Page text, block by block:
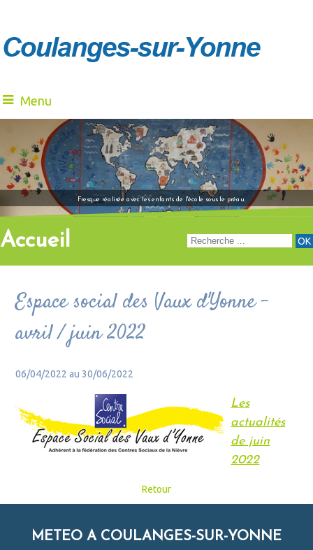
Menu
Fresque réalisée avec les enfants de l'école sous le préau
"Venez à notre
Accueil
Espace social des Vaux d'Yonne -
avril / juin 2022
06/04/2022 au 30/06/2022
Les
actualités
de juin
2022
Retour
METEO A COULANGES-SUR-YONNE